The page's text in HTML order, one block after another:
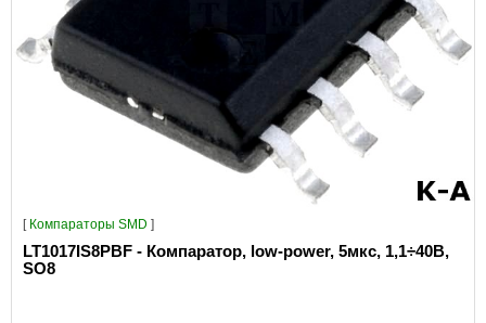
[ Компараторы SMD ]
LT1017IS8PBF - Компаратор, low-power, 5мкс, 1,1÷40В,
SO8